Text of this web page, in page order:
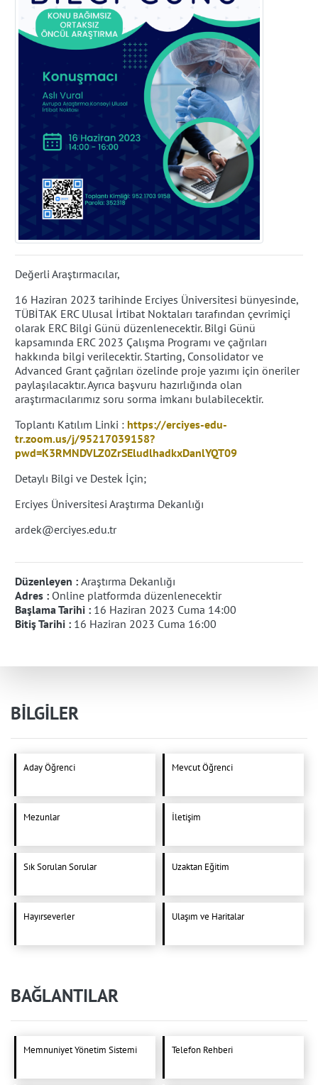
Değerli Araştırmacılar,
16 Haziran 2023 tarihinde Erciyes Üniversitesi bünyesinde,
TÜBİTAK ERC Ulusal İrtibat Noktaları tarafından çevrimiçi
olarak ERC Bilgi Günü düzenlenecektir. Bilgi Günü
kapsamında ERC 2023 Çalışma Programı ve çağrıları
hakkında bilgi verilecektir. Starting, Consolidator ve
Advanced Grant çağrıları özelinde proje yazımı için öneriler
paylaşılacaktır. Ayrıca başvuru hazırlığında olan
araştırmacılarımız soru sorma imkanı bulabilecektir.
Toplantı Katılım Linki : https://erciyes-edu-
tr.zoom.us/j/95217039158?
pwd=K3RMNDVLZ0ZrSEludlhadkxDanlYQT09
Detaylı Bilgi ve Destek İçin;
Erciyes Üniversitesi Araştırma Dekanlığı
ardek@erciyes.edu.tr
Düzenleyen : Araştırma Dekanlığı
Adres : Online platformda düzenlenecektir
Başlama Tarihi : 16 Haziran 2023 Cuma 14:00
Bitiş Tarihi : 16 Haziran 2023 Cuma 16:00
BİLGİLER
Aday Öğrenci Mevcut Öğrenci
Mezunlar İletişim
Sık Sorulan Sorular Uzaktan Eğitim
Hayırseverler Ulaşım ve Haritalar
BAĞLANTILAR
Memnuniyet Yönetim Sistemi Telefon Rehberi